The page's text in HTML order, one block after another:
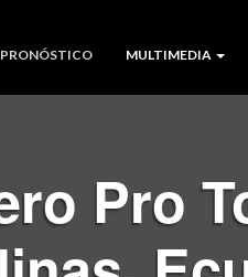
PRONÓSTICO MULTIMEDIA